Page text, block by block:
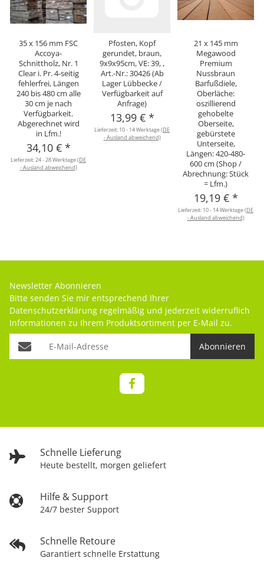
35 x 156 mm FSC
Accoya-
Schnittholz, Nr. 1
Clear i. Pr. 4-seitig
fehlerfrei, Längen
240 bis 480 cm alle
30 cm je nach
Verfügbarkeit.
Abgerechnet wird
in Lfm.!
34,10 € *
Lieferzeit:24 - 28 Werktage(DE
- Ausland abweichend)
Pfosten, Kopf
gerundet, braun,
9x9x95cm, VE: 39, ,
Art.-Nr.: 30426 (Ab
Lager Lübbecke /
Verfügbarkeit auf
Anfrage)
13,99 € *
Lieferzeit: 10 - 14 Werktage(DE
- Ausland abweichend)
21 x 145 mm
Megawood
Premium
Nussbraun
Barfußdiele,
Oberläche:
oszillierend
gehobelte
Oberseite,
gebürstete
Unterseite,
Längen: 420-480-
600 cm (Shop /
Abrechnung: Stück
= Lfm.)
19,19 € *
Lieferzeit: 10 - 14 Werktage(DE
- Ausland abweichend)
Schnelle Lieferung
Heute bestellt, morgen geliefert
Hilfe & Support
24/7 bester Support
Schnelle Retoure
Garantiert schnelle Erstattung
Newsletter Abonnieren
Bitte senden Sie mir entsprechend Ihrer
Datenschutzerklärung regelmäßig und jederzeit widerruflich
Informationen zu Ihrem Produktsortiment per E-Mail zu.
Abonnieren